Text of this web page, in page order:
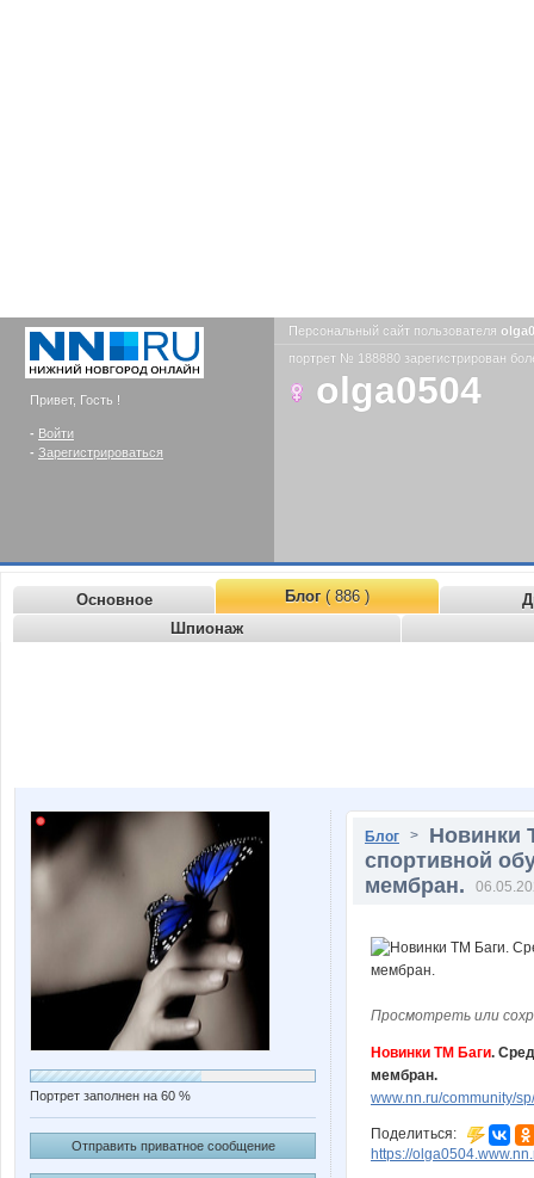
Привет, Гость !
- Войти
- Зарегистрироваться
Персональный сайт пользователя
портрет № 188880 зарегистрирован
olga0504
Основное Блог( 886 )
Шпионаж
Портрет заполнен на 60 %
Отправить приватное сообщение
Блог > Новинки
спортивной
мембран.
Просмотреть или
Новинки ТМ Баги.
мембран.
www.nn.ru/community/
Поделиться:
https://